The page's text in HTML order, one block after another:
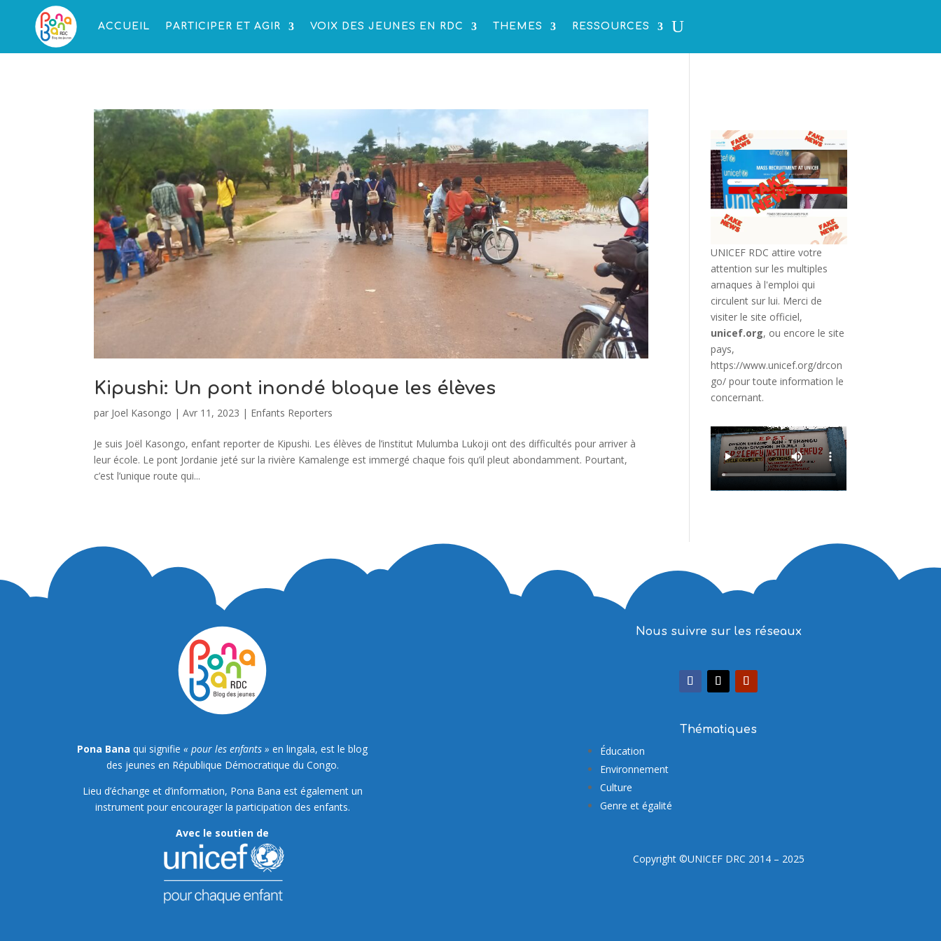
ACCUEIL PARTICIPER ET AGIR VOIX DES JEUNES EN RDC THEMES RESSOURCES
Kipushi: Un pont inondé bloque les élèves
par Joel Kasongo |Avr 11, 2023 | Enfants Reporters
Je suis Joël Kasongo, enfant reporter de Kipushi. Les élèves de l’institut Mulumba Lukoji ont des difficultés pour arriver à
leur école. Le pont Jordanie jeté sur la rivière Kamalenge est immergé chaque fois qu’il pleut abondamment. Pourtant,
c’est l’unique route qui...
UNICEF RDC attire votre
attention sur les multiples
arnaques à l'emploi qui
circulent sur lui. Merci de
visiter le site officiel,
unicef.org, ou encore le site
pays,
https://www.unicef.org/drcon
go/ pour toute information le
concernant.
Pona Bana qui signifie« pour les enfants » en lingala, est le blog
des jeunes en République Démocratique du Congo.
Lieu d’échange et d’information, Pona Bana est également un
instrument pour encourager la participation des enfants.
Avec le soutien de
Nous suivre sur les réseaux
Thématiques
Éducation
Environnement
Culture
Genre et égalité
Copyright ©UNICEF DRC 2014 – 2025